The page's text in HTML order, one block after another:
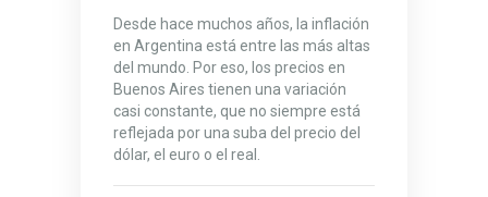
Desde hace muchos años, la inflación
en Argentina está entre las más altas
del mundo. Por eso, los precios en
Buenos Aires tienen una variación
casi constante, que no siempre está
reflejada por una suba del precio del
dólar, el euro o el real.